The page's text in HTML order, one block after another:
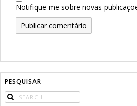
Notifique-me sobre novas
PESQUISAR